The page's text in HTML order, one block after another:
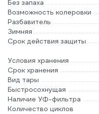
Без запаха
Возможность колеровки
Разбавитель
Зимняя
Срок действия защиты
Условия хранения
Срок хранения
Вид тары
Быстросохнущая
Наличие УФ-фильтра
Количество циклов